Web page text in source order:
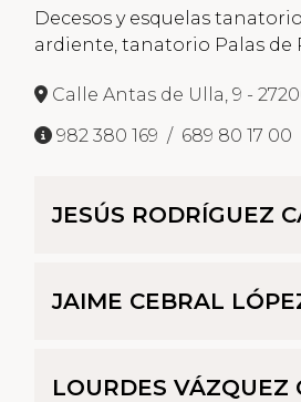
Decesos y esquelas
ardiente, tanatorio Palas de
Calle Antas de Ulla, 9 -
982 380 169
689 80 17 00
JESÚS RODRÍGUEZ
JAIME CEBRAL
LOURDES VÁZQUEZ